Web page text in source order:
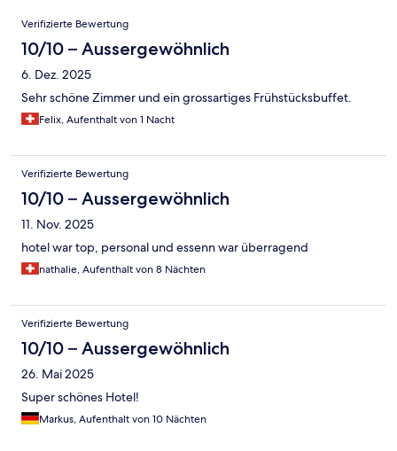
Bewertungen
Verifizierte Bewertung
10/10 – Aussergewöhnlich
6. Dez. 2025
Sehr schöne Zimmer und ein grossartiges Frühstücksbuffet.
Felix, Aufenthalt von 1 Nacht
Verifizierte Bewertung
10/10 – Aussergewöhnlich
11. Nov. 2025
hotel war top, personal und essenn war überragend
nathalie, Aufenthalt von 8 Nächten
Verifizierte Bewertung
10/10 – Aussergewöhnlich
26. Mai 2025
Super schönes Hotel!
Markus, Aufenthalt von 10 Nächten